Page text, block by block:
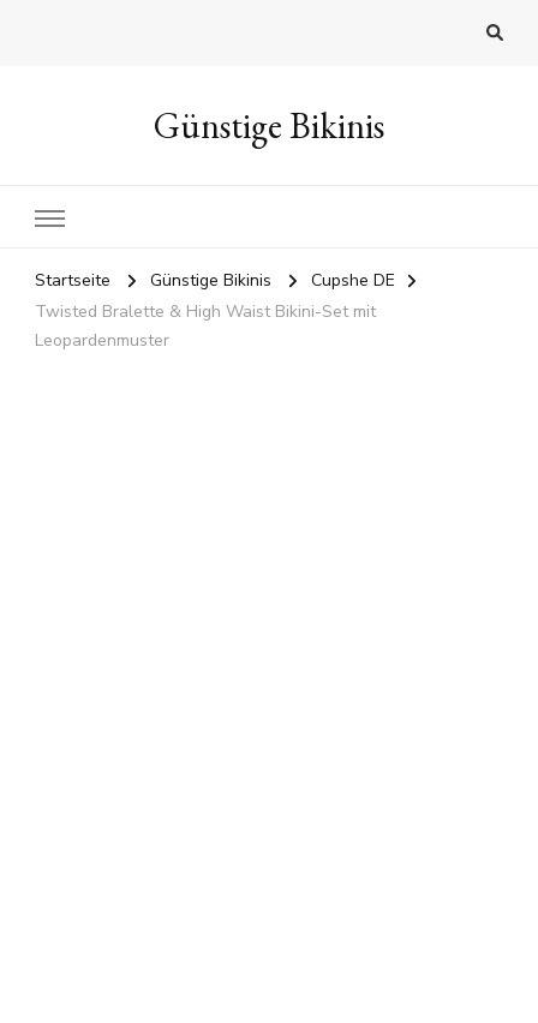
Günstige Bikinis
Startseite Günstige Bikinis
Cupshe DE
Twisted Bralette & High Waist Bikini-Set mit
Leopardenmuster